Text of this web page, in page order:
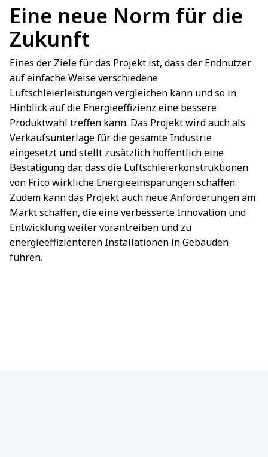
Eine neue Norm für die
Zukunft
Eines der Ziele für das Projekt ist, dass der Endnutzer
auf einfache Weise verschiedene
Luftschleierleistungen vergleichen kann und so in
Hinblick auf die Energieeffizienz eine bessere
Produktwahl treffen kann. Das Projekt wird auch als
Verkaufsunterlage für die gesamte Industrie
eingesetzt und stellt zusätzlich hoffentlich eine
Bestätigung dar, dass die Luftschleierkonstruktionen
von Frico wirkliche Energieeinsparungen schaffen.
Zudem kann das Projekt auch neue Anforderungen am
Markt schaffen, die eine verbesserte Innovation und
Entwicklung weiter vorantreiben und zu
energieeffizienteren Installationen in Gebäuden
führen.